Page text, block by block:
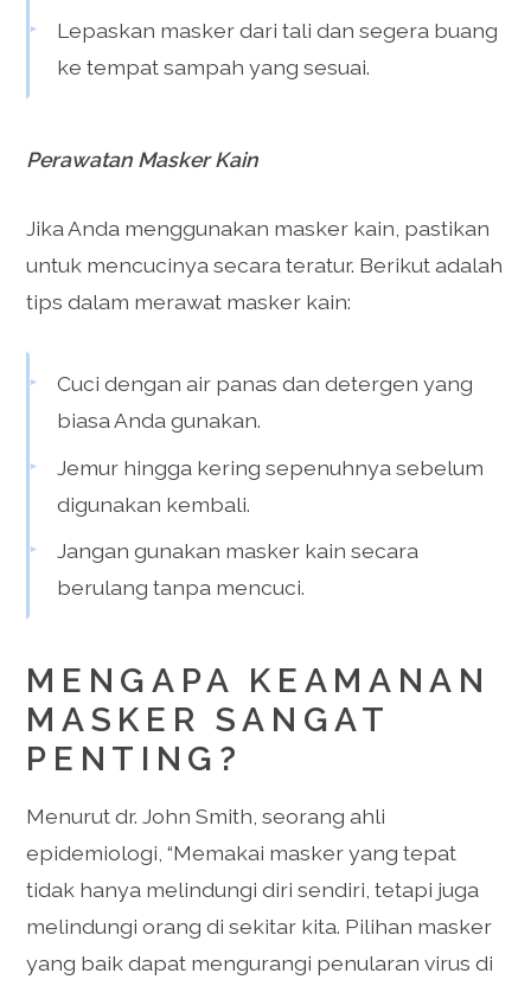
Lepaskan masker dari tali dan segera buang
ke tempat sampah yang sesuai.
Perawatan Masker Kain
Jika Anda menggunakan masker kain, pastikan
untuk mencucinya secara teratur. Berikut adalah
tips dalam merawat masker kain:
Cuci dengan air panas dan detergen yang
biasa Anda gunakan.
Jemur hingga kering sepenuhnya sebelum
digunakan kembali.
Jangan gunakan masker kain secara
berulang tanpa mencuci.
MENGAPA KEAMANAN
MASKER SANGAT
PENTING?
Menurut dr. John Smith, seorang ahli
epidemiologi, “Memakai masker yang tepat
tidak hanya melindungi diri sendiri, tetapi juga
melindungi orang di sekitar kita. Pilihan masker
yang baik dapat mengurangi penularan virus di